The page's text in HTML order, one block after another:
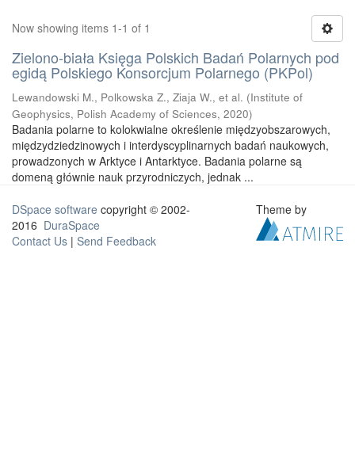
Now showing items 1-1 of 1
Zielono-biała Księga Polskich Badań Polarnych pod
egidą Polskiego Konsorcjum Polarnego (PKPol)
Lewandowski M., Polkowska Z., Ziaja W., et al. (Institute of
Geophysics, Polish Academy of Sciences, 2020)
Badania polarne to kolokwialne określenie międzyobszarowych,
międzydziedzinowych i interdyscyplinarnych badań naukowych,
prowadzonych w Arktyce i Antarktyce. Badania polarne są
domeną głównie nauk przyrodniczych, jednak ...
DSpace software copyright © 2002-
2016 DuraSpace
Contact Us | Send Feedback
Theme by